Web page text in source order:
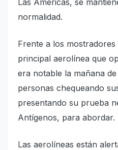
normalidad.
Frente a los
principal aerolínea que
era notable la mañana
personas chequeando
presentando su prueba
Antígenos, para abordar.
Las aerolíneas están